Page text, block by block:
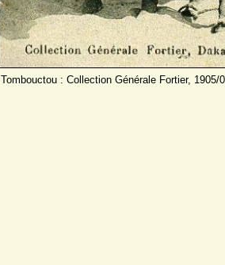
Tombouctou : Collection Générale Fortier, 1905/